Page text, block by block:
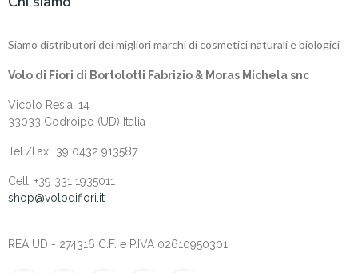
Siamo distributori dei migliori marchi di cosmetici naturali e biologici
Volo di Fiori di Bortolotti Fabrizio & Moras Michela snc
Vicolo Resia, 14
33033 Codroipo (UD) Italia
Tel./Fax +39 0432 913587
Cell. +‎39 331 1935011
shop@volodifiori.it
REA UD - 274316 C.F. e P.IVA 02610950301